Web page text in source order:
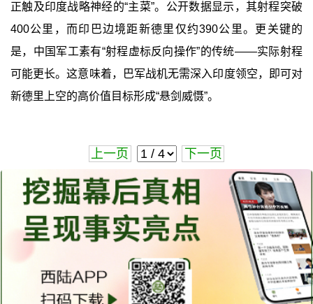
正触及印度战略神经的“主菜”。公开数据显示，其射程突破
400公里，而印巴边境距新德里仅约390公里。更关键的
是，中国军工素有“射程虚标反向操作”的传统——实际射程
可能更长。这意味着，巴军战机无需深入印度领空，即可对
新德里上空的高价值目标形成“悬剑威慑”。
上一页 下一页